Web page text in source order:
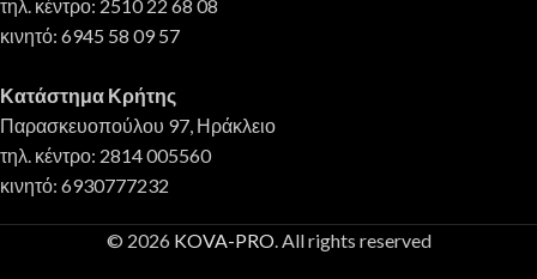
τηλ. κέντρο: 2510 22 68 08
κινητό: 6945 58 09 57
Κατάστημα Κρήτης
Παρασκευοπούλου 97, Ηράκλειο
τηλ. κέντρο: 2814 005560
κινητό: 6930777232
© 2026 KOVA-PRO. All rights reserved